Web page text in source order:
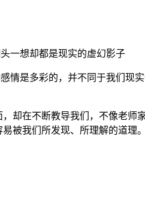
一想却都是现实的虚幻影子
情是多彩的，并不同于我们现
却在不断教导我们，不像老师
被我们所发现、所理解的道